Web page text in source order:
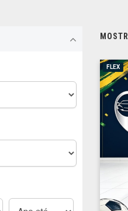
FLEX